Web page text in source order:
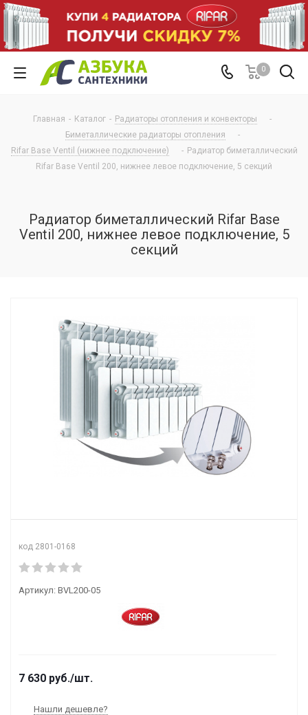
0
Главная - Каталог - Радиаторы отопления и конвекторы
-
Биметаллические радиаторы отопления
-
Rifar Base Ventil (нижнее подключение)
- Радиатор биметаллический
Rifar Base Ventil 200, нижнее левое подключение, 5 секций
Радиатор биметаллический Rifar Base
Ventil 200, нижнее левое подключение, 5
секций
код 2801-0168
Артикул: BVL200-05
7 630 руб./шт.
Нашли дешевле?